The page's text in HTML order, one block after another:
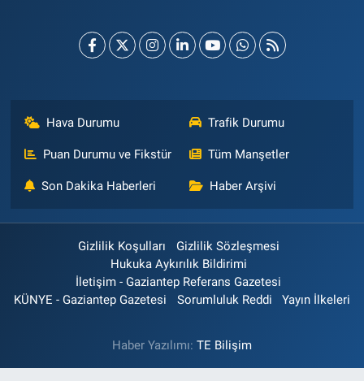
Hava Durumu Trafik Durumu
Puan Durumu ve Fikstür Tüm Manşetler
Son Dakika Haberleri Haber Arşivi
Gizlilik Koşulları
Gizlilik Sözleşmesi
Hukuka Aykırılık Bildirimi
İletişim - Gaziantep Referans Gazetesi
KÜNYE - Gaziantep Gazetesi
Sorumluluk Reddi Yayın İlkeleri
Haber Yazılımı: TE Bilişim